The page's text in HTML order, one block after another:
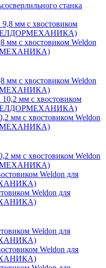
станка
мм с хвостовиком Weldon
мм с хвостовиком Weldon
мм с хвостовиком Weldon
мм с хвостовиком Weldon
Weldon для
Weldon для